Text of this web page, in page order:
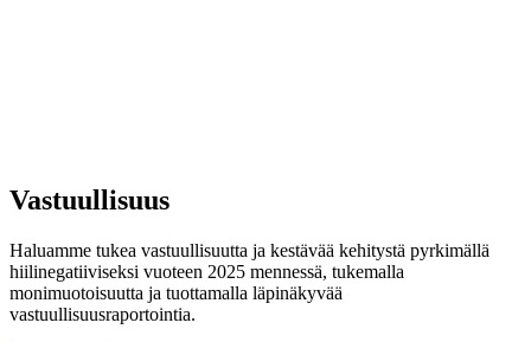
Vastuullisuus
Haluamme tukea vastuullisuutta ja kestävää kehitystä pyrkimällä
hiilinegatiiviseksi vuoteen 2025 mennessä, tukemalla
monimuotoisuutta ja tuottamalla läpinäkyvää
vastuullisuusraportointia.